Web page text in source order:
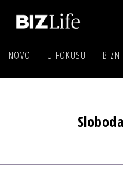
NOVO U FOKUSU